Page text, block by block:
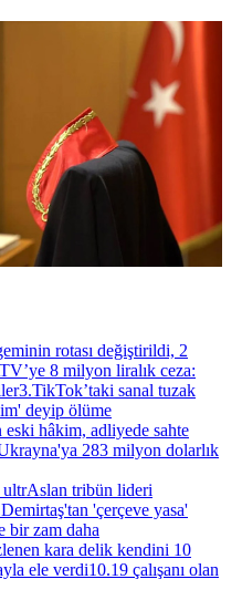
rotası değiştirildi, 2
8 milyon liralık ceza:
3.TikTok’taki sanal tuzak
deyip ölüme
hâkim, adliyede sahte
283 milyon dolarlık
ultrAslan tribün lideri
Demirtaş'tan 'çerçeve yasa'
bir zam daha
kara delik kendini 10
ele verdi10.19 çalışanı olan